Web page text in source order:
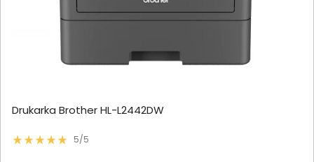
Drukarka Brother HL-L2442DW
5/5